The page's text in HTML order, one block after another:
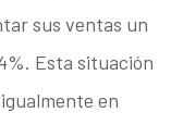
sus ventas un
Esta situación
en